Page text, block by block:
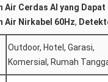
Air Cerdas AI yang
Air Nirkabel 60Hz,
Outdoor, Hotel, Garasi,
Komersial, Rumah